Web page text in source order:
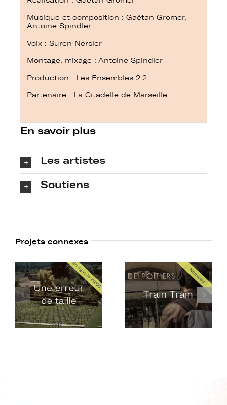
Musique et composition : Gaëtan Gromer,
Antoine Spindler
Voix : Suren Nersier
Montage, mixage : Antoine Spindler
Production : Les Ensembles 2.2
Partenaire : La Citadelle de Marseille
En savoir plus
Les artistes
Soutiens
Projets connexes